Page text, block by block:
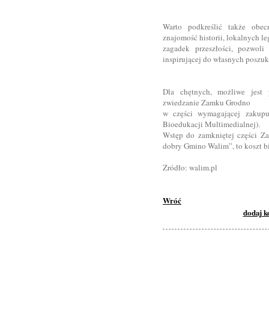
Warto podkreślić także
znajomość historii, lokalnych
zagadek przeszłości,
inspirującej do własnych
Dla chętnych, możliwe jest
zwiedzanie Zamku Grodno
w części wymagającej
Bioedukacji Multimedialnej).
Wstęp do zamkniętej części
dobry Gmino Walim”, to koszt
Źródło: walim.pl
Wróć
dodaj